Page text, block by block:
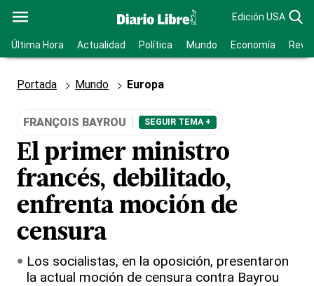
Edición USA
Última Hora Actualidad Política Mundo Economía
Portada Mundo Europa
FRANÇOIS BAYROU SEGUIR TEMA +
El primer ministro
francés, debilitado,
enfrenta moción de
censura
Los socialistas, en la oposición, presentaron
la actual moción de censura contra Bayrou